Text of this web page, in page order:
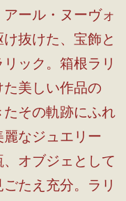
ール・ヌーヴォ
抜けた、宝飾と
ック。箱根ラリ
美しい作品の
その軌跡にふれ
なジュエリー
オブジェとして
たえ充分。ラリ